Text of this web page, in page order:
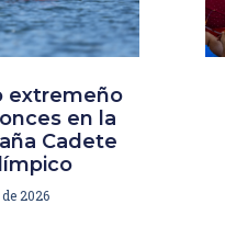
extremeño
en la
Cadete
2026